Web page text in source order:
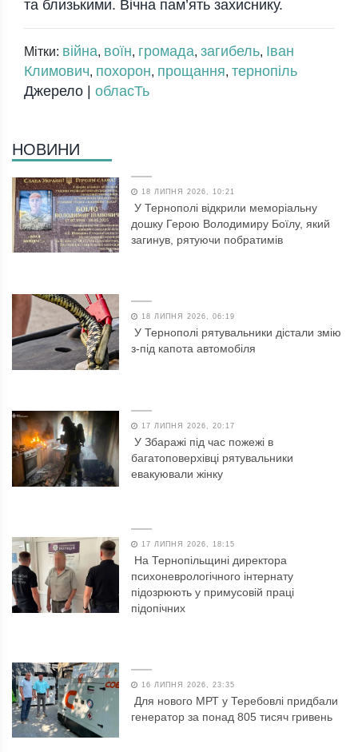
та близькими. Вічна пам’ять захиснику.
Мітки: війна, воїн, громада, загибель, Іван
Климович, похорон, прощання, тернопіль
Джерело | обласТь
НОВИНИ
18 ЛИПНЯ 2026, 10:21
У Тернополі відкрили меморіальну
дошку Герою Володимиру Боїлу, який
загинув, рятуючи побратимів
18 ЛИПНЯ 2026, 06:19
У Тернополі рятувальники дістали змію
з-під капота автомобіля
17 ЛИПНЯ 2026, 20:17
У Збаражі під час пожежі в
багатоповерхівці рятувальники
евакуювали жінку
17 ЛИПНЯ 2026, 18:15
На Тернопільщині директора
психоневрологічного інтернату
підозрюють у примусовій праці
підопічних
16 ЛИПНЯ 2026, 23:35
Для нового МРТ у Теребовлі придбали
генератор за понад 805 тисяч гривень